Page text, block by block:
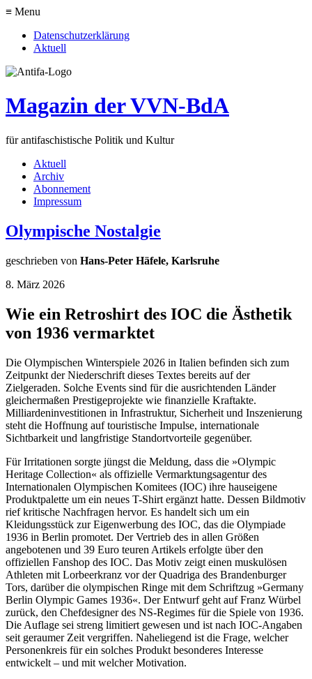
≡ Menu
Datenschutzerklärung
Aktuell
Magazin der VVN-BdA
für antifaschistische Politik und Kultur
Aktuell
Archiv
Abonnement
Impressum
Olympische Nostalgie
geschrieben von Hans-Peter Häfele, Karlsruhe
8. März 2026
Wie ein Retroshirt des IOC die Ästhetik
von 1936 vermarktet
Die Olympischen Winterspiele 2026 in Italien befinden sich zum
Zeitpunkt der Niederschrift dieses Textes bereits auf der
Zielgeraden. Solche Events sind für die ausrichtenden Länder
gleichermaßen Prestigeprojekte wie finanzielle Kraftakte.
Milliardeninvestitionen in Infrastruktur, Sicherheit und Inszenierung
steht die Hoffnung auf touristische Impulse, internationale
Sichtbarkeit und langfristige Standortvorteile gegenüber.
Für Irritationen sorgte jüngst die Meldung, dass die »Olympic
Heritage Collection« als offizielle Vermarktungsagentur des
Internationalen Olympischen Komitees (IOC) ihre hauseigene
Produktpalette um ein neues T-Shirt ergänzt hatte. Dessen Bildmotiv
rief kritische Nachfragen hervor. Es handelt sich um ein
Kleidungsstück zur Eigenwerbung des IOC, das die Olympiade
1936 in Berlin promotet. Der Vertrieb des in allen Größen
angebotenen und 39 Euro teuren Artikels erfolgte über den
offiziellen Fanshop des IOC. Das Motiv zeigt einen muskulösen
Athleten mit Lorbeerkranz vor der Quadriga des Brandenburger
Tors, darüber die olympischen Ringe mit dem Schriftzug »Germany
Berlin Olympic Games 1936«. Der Entwurf geht auf Franz Würbel
zurück, den Chefdesigner des NS-Regimes für die Spiele von 1936.
Die Auflage sei streng limitiert gewesen und ist nach IOC-Angaben
seit geraumer Zeit vergriffen. Naheliegend ist die Frage, welcher
Personenkreis für ein solches Produkt besonderes Interesse
entwickelt – und mit welcher Motivation.